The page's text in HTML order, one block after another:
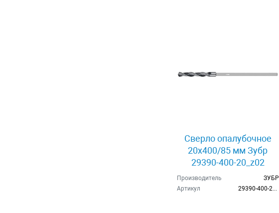
Сверло опалубочное
20x400/85 мм Зубр
29390-400-20_z02
Производитель
ЗУБР
Артикул